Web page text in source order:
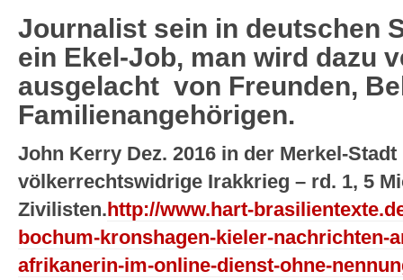
Journalist sein in deutschen
ein Ekel-Job, man wird dazu
ausgelacht von Freunden,
Familienangehörigen.
John Kerry Dez. 2016 in der Merkel-
völkerrechtswidrige Irakkrieg – rd. 1, 5
Zivilisten. http://www.hart-
bochum-kronshagen-kieler-nachrichten-
afrikanerin-im-online-dienst-ohne-